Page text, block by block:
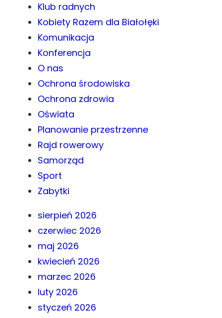
Klub radnych
Kobiety Razem dla Białołęki
Komunikacja
Konferencja
O nas
Ochrona środowiska
Ochrona zdrowia
Oświata
Planowanie przestrzenne
Rajd rowerowy
Samorząd
Sport
Zabytki
sierpień 2026
czerwiec 2026
maj 2026
kwiecień 2026
marzec 2026
luty 2026
styczeń 2026